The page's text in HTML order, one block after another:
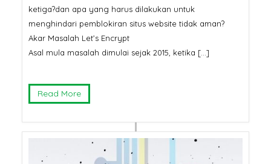
ketiga?dan apa yang harus dilakukan untuk
menghindari pemblokiran situs website tidak aman?
Akar Masalah Let’s Encrypt
Asal mula masalah dimulai sejak 2015, ketika […]
Read More